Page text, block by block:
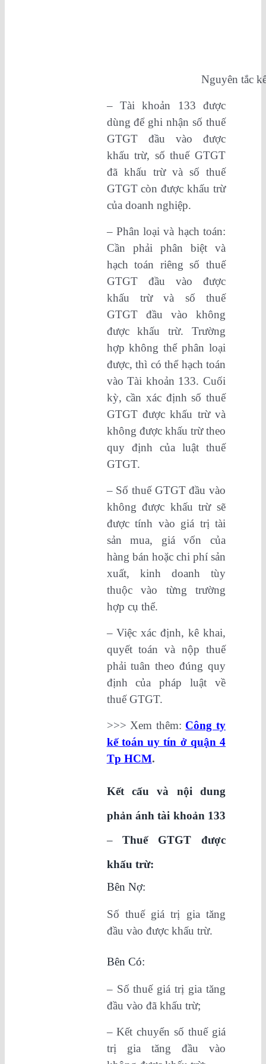
Nguyên tắc
– Tài khoản 133 được
dùng để ghi nhận số thuế
GTGT đầu vào được
khấu trừ, số thuế GTGT
đã khấu trừ và số thuế
GTGT còn được khấu trừ
của doanh nghiệp.
– Phân loại và hạch toán:
Cần phải phân biệt và
hạch toán riêng số thuế
GTGT đầu vào được
khấu trừ và số thuế
GTGT đầu vào không
được khấu trừ. Trường
hợp không thể phân loại
được, thì có thể hạch toán
vào Tài khoản 133. Cuối
kỳ, cần xác định số thuế
GTGT được khấu trừ và
không được khấu trừ theo
quy định của luật thuế
GTGT.
– Số thuế GTGT đầu vào
không được khấu trừ sẽ
được tính vào giá trị tài
sản mua, giá vốn của
hàng bán hoặc chi phí sản
xuất, kinh doanh tùy
thuộc vào từng trường
hợp cụ thể.
– Việc xác định, kê khai,
quyết toán và nộp thuế
phải tuân theo đúng quy
định của pháp luật về
thuế GTGT.
>>> Xem thêm: Công ty
kế toán uy tín ở quận 4
Tp HCM.
Kết cấu và nội dung
phản ánh tài khoản 133
–Thuế GTGT được
khấu trừ:
Bên Nợ:
Số thuế giá trị gia tăng
đầu vào được khấu trừ.
Bên Có:
– Số thuế giá trị gia tăng
đầu vào đã khấu trừ;
– Kết chuyển số thuế giá
trị gia tăng đầu vào